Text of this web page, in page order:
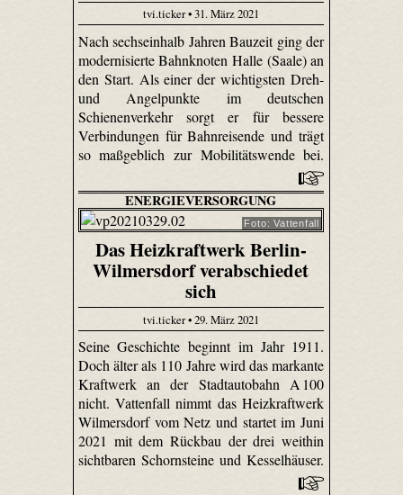
tvi.ticker • 31. März 2021
Nach sechseinhalb Jahren Bauzeit ging der
modernisierte Bahnknoten Halle (Saale) an
den Start. Als einer der wichtigsten Dreh-
und Angelpunkte im deutschen
Schienenverkehr sorgt er für bessere
Verbindungen für Bahnreisende und trägt
so maßgeblich zur Mobilitätswende bei.
ENERGIEVERSORGUNG
Foto: Vattenfall
Das Heizkraftwerk Berlin-
Wilmersdorf verabschiedet
sich
tvi.ticker • 29. März 2021
Seine Geschichte beginnt im Jahr 1911.
Doch älter als 110 Jahre wird das markante
Kraftwerk an der Stadtautobahn A 100
nicht. Vattenfall nimmt das Heizkraftwerk
Wilmersdorf vom Netz und startet im Juni
2021 mit dem Rückbau der drei weithin
sichtbaren Schornsteine und Kesselhäuser.